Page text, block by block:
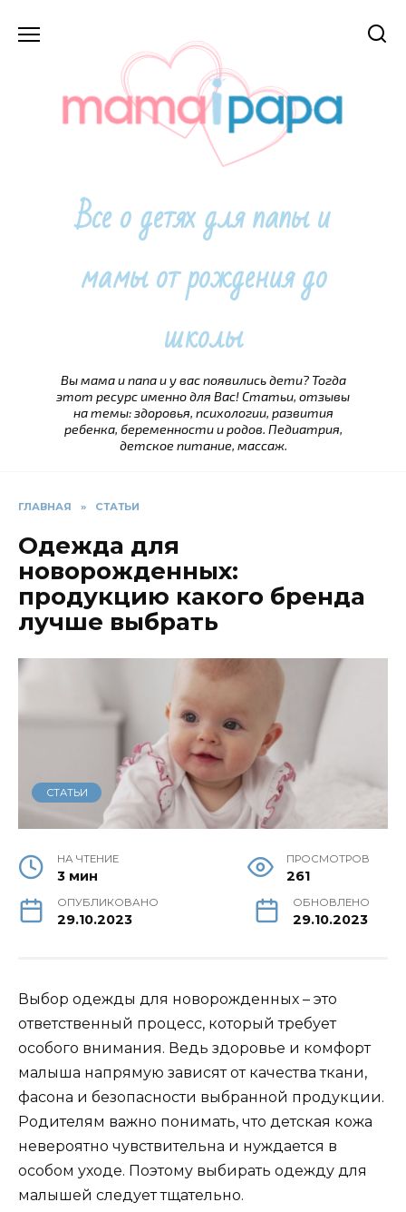
Все о детях для папы и
мамы от рождения до
школы
Вы мама и папа и у вас появились дети? Тогда
этот ресурс именно для Вас! Статьи, отзывы
на темы: здоровья, психологии, развития
ребенка, беременности и родов. Педиатрия,
детское питание, массаж.
ГЛАВНАЯ » СТАТЬИ
Одежда для
новорожденных:
продукцию какого бренда
лучше выбрать
СТАТЬИ
НА ЧТЕНИЕ
3 мин
ПРОСМОТРОВ
261
ОПУБЛИКОВАНО
29.10.2023
ОБНОВЛЕНО
29.10.2023
Выбор одежды для новорожденных – это
ответственный процесс, который требует
особого внимания. Ведь здоровье и комфорт
малыша напрямую зависят от качества ткани,
фасона и безопасности выбранной продукции.
Родителям важно понимать, что детская кожа
невероятно чувствительна и нуждается в
особом уходе. Поэтому выбирать одежду для
малышей следует тщательно.